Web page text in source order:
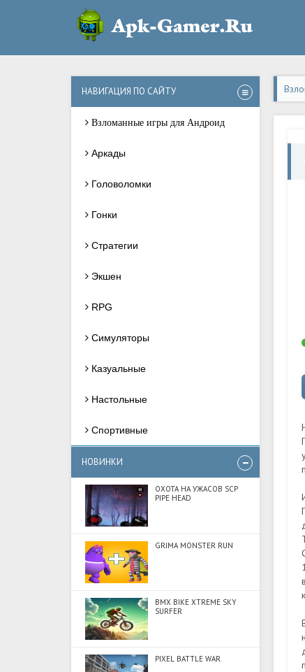
НАВИГАЦИЯ ПО САЙТУ
Взломанные игры для Андроид
Аркады
Головоломки
Гонки
Стратегии
Экшен
RPG
Симуляторы
Казуальные
Настольные
Спортивные
НОВИНКИ
ОХОТА НА УЖАСОВ SCP
PIPE HEAD
GRIMA MONSTER RUN
BMX BIKE XTREME SKY
SURFER
PIXEL BATTLE WAR